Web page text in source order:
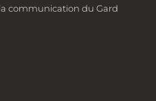
communication du Gard